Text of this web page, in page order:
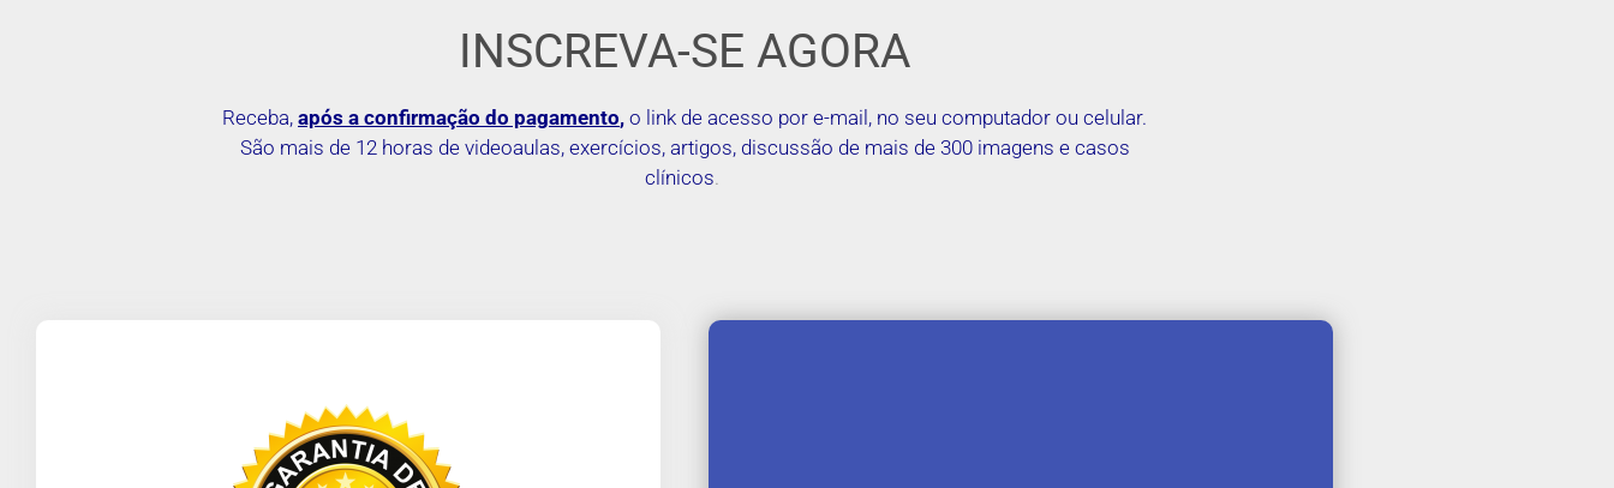
INSCREVA-SE AGORA
Receba, após a confirmação do pagamento, o link de acesso por e-mail, no seu computador ou celular.
São mais de 12 horas de videoaulas, exercícios, artigos, discussão de mais de 300 imagens e casos
clínicos.